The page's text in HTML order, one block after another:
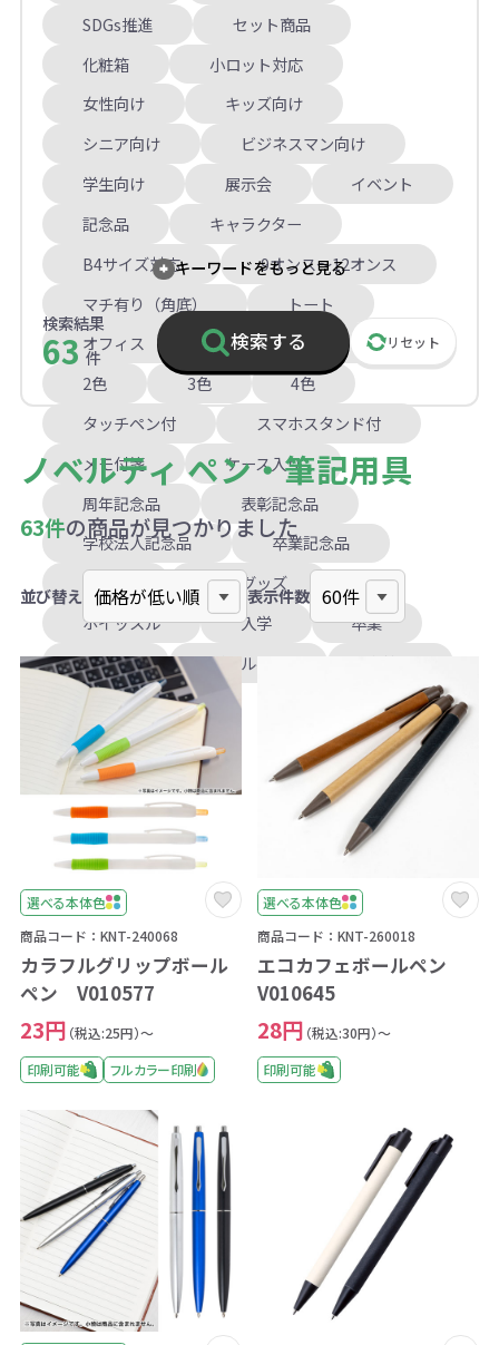
SDGs推進
セット商品
化粧箱
小ロット対応
女性向け
キッズ向け
シニア向け
ビジネスマン向け
学生向け
展示会
イベント
記念品
キャラクター
B4サイズ対応
9オンス～12オンス
マチ有り（角底）
トート
オフィス
メタル調
高級
2色
3色
4色
タッチペン付
スマホスタンド付
メモ付箋
ケース入り
周年記念品
表彰記念品
学校法人記念品
卒業記念品
ライト
啓発グッズ
ホイッスル
入学
卒業
文化祭
ボールペン 多機能
キーワードをもっと見る
検索結果
63 件
検索する リセット
ノベルティ ペン・筆記用具
63件の商品が見つかりました
並び替え 表示件数
選べる本体色
商品コード：KNT-240068
カラフルグリップボール
ペン V010577
23円 （税込:25円）～
印刷可能
フルカラー印刷
選べる本体色
商品コード：KNT-260018
エコカフェボールペン
V010645
28円 （税込:30円）～
印刷可能